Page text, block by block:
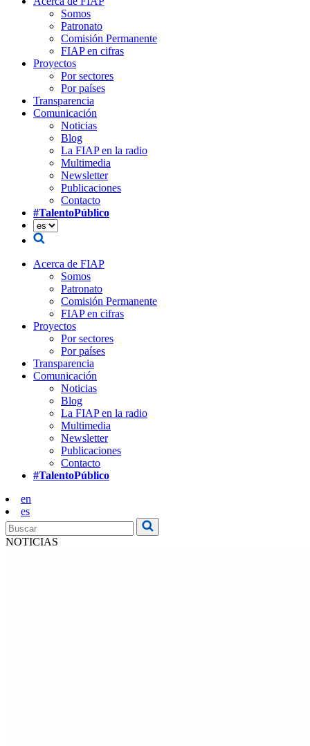
Somos
Patronato
Comisión Permanente
FIAP en cifras
Proyectos
Por sectores
Por países
Transparencia
Comunicación
Noticias
Blog
La FIAP en la radio
Multimedia
Newsletter
Publicaciones
Contacto
#TalentoPúblico
Acerca de FIAP
Somos
Patronato
Comisión Permanente
FIAP en cifras
Proyectos
Por sectores
Por países
Transparencia
Comunicación
Noticias
Blog
La FIAP en la radio
Multimedia
Newsletter
Publicaciones
Contacto
#TalentoPúblico
en
es
NOTICIAS